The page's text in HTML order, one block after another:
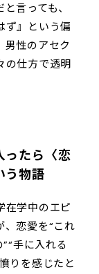
言っても、
ず』という偏
男性のアセク
の仕方で透明
ったら〈恋
う物語
在学中のエピ
、恋愛を“これ
手に入れる
りを感じたと